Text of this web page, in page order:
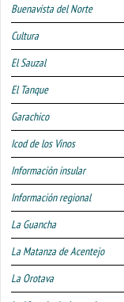
Buenavista del Norte
Cultura
El Sauzal
El Tanque
Garachico
Icod de los Vinos
Información insular
Información regional
La Guancha
La Matanza de Acentejo
La Orotava